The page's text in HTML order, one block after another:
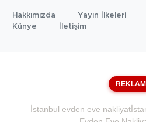
Hakkımızda
Yayın İlkeleri
Künye
İletişim
REKLAM
İstanbul evden eve nakliyat